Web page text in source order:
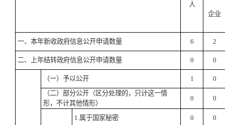
人
企业
一、本年新收政府信息公开申请数量 6 2
二、上年结转政府信息公开申请数量 0 0
（一）予以公开 1
0
（二）部分公开（区分处理的，只计这一情
形，不计其他情形）
0 0
1.属于国家秘密 0 0